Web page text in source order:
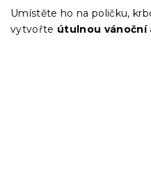
Umístěte ho na poličku,
vytvořte útulnou vánoční